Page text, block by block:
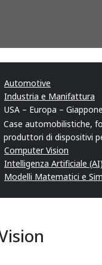
Automotive
Industria e Manifattura
USA – Europa – Giappone
Case automobilistiche,
produttori di dispositivi
Computer Vision
Intelligenza Artificiale (AI)
Modelli Matematici e